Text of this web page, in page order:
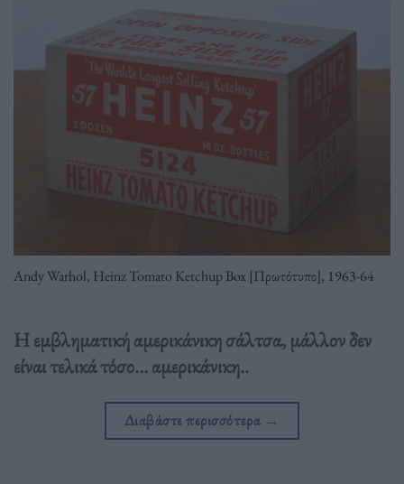
Andy Warhol, Heinz Tomato Ketchup Box [Πρωτότυπο], 1963-64
Η εμβληματική αμερικάνικη σάλτσα, μάλλον δεν
είναι τελικά τόσο… αμερικάνικη..
Διαβάστε περισσότερα →